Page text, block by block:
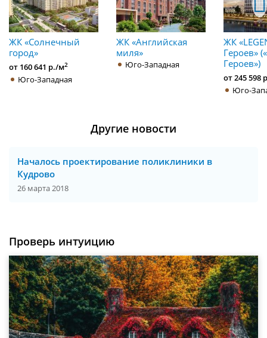
ЖК «Солнечный
город»
от 160 641 р./м2
Юго-Западная
ЖК «Английская
миля»
Юго-Западная
ЖК
Героев»
Героев»)
от 245 598
Юго-
Другие новости
Началось проектирование поликлиники в
Кудрово
26 марта 2018
Проверь интуицию